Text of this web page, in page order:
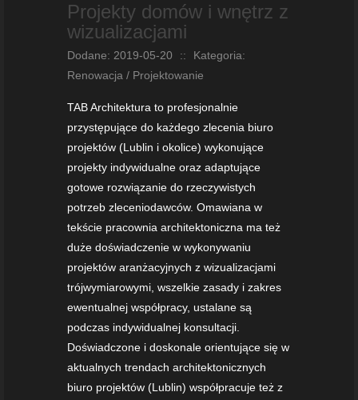
Projekty domów i wnętrz z
wizualizacjami
Dodane: 2019-05-20 ::
Kategoria:
Renowacja / Projektowanie
TAB Architektura to profesjonalnie
przystępujące do każdego zlecenia biuro
projektów (Lublin i okolice) wykonujące
projekty indywidualne oraz adaptujące
gotowe rozwiązanie do rzeczywistych
potrzeb zleceniodawców. Omawiana w
tekście pracownia architektoniczna ma też
duże doświadczenie w wykonywaniu
projektów aranżacyjnych z wizualizacjami
trójwymiarowymi, wszelkie zasady i zakres
ewentualnej współpracy, ustalane są
podczas indywidualnej konsultacji.
Doświadczone i doskonale orientujące się w
aktualnych trendach architektonicznych
biuro projektów (Lublin) współpracuje też z